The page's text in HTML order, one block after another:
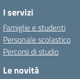
I servizi
Famiglie e studenti
Personale scolastico
Percorsi di studio
Le novità